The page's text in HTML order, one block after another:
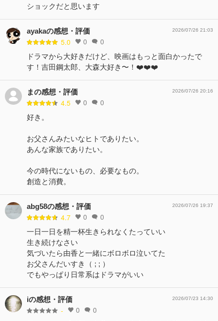
ショックだと思います
ayakaの感想・評価
5.0 0 0
2026/07/26 21:03
ドラマから大好きだけど、映画はもっと面白かったで
す！吉田鋼太郎、大森大好き〜！❤️❤️❤️
まの感想・評価
4.5 0 0
2026/07/26 20:16
好き。
お父さんみたいなヒトでありたい。
あんな家族でありたい。
今の時代にないもの、必要なもの。
創造と消費。
abg58の感想・評価
4.7 0 0
2026/07/26 19:37
一日一日を精一杯生きられなくたっていい
生き続けなさい
気づいたら由香と一緒にボロボロ泣いてた
お父さんだいすき（ ; ; ）
でもやっぱり日常系はドラマがいい
iの感想・評価
- 0 0
2026/07/23 14:30